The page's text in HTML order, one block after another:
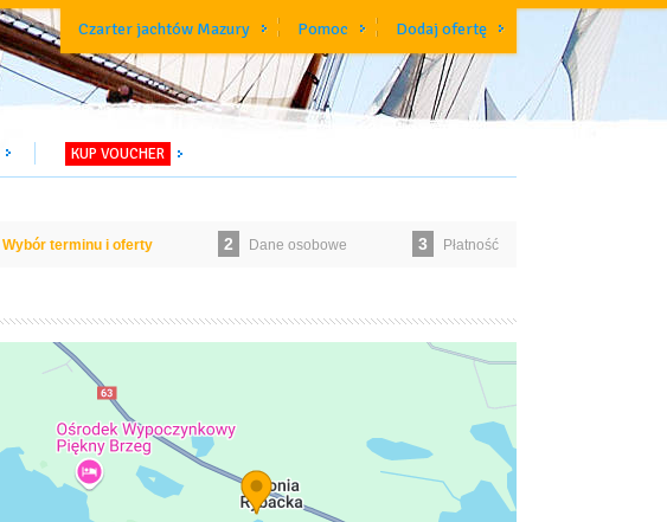
Czarter jachtów Mazury Pomoc Dodaj ofertę
KUP VOUCHER
Wybór terminu i oferty 2 Dane osobowe 3 Płatność